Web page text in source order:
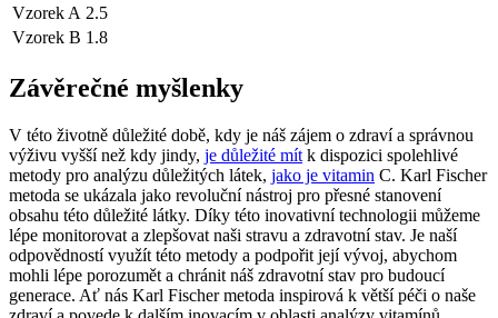
Vzorek A 2.5
Vzorek B 1.8
Závěrečné myšlenky
V této životně důležité době, kdy je náš zájem o zdraví a správnou
výživu vyšší než kdy jindy, je důležité mít k dispozici spolehlivé
metody pro analýzu důležitých látek, jako je vitamin C. Karl Fischer
metoda se ukázala jako revoluční nástroj pro přesné stanovení
obsahu této důležité látky. Díky této inovativní technologii můžeme
lépe monitorovat a zlepšovat naši stravu a zdravotní stav. Je naší
odpovědností využít této metody a podpořit její vývoj, abychom
mohli lépe porozumět a chránit náš zdravotní stav pro budoucí
generace. Ať nás Karl Fischer metoda inspirová k větší péči o naše